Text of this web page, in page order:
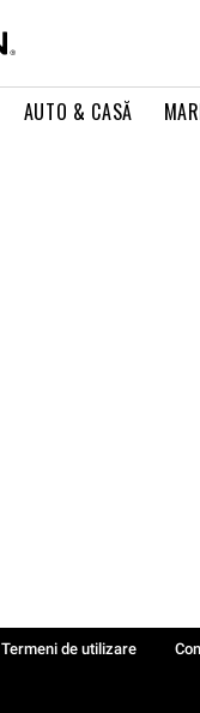
AUTO & CASĂ
Termeni de utilizare